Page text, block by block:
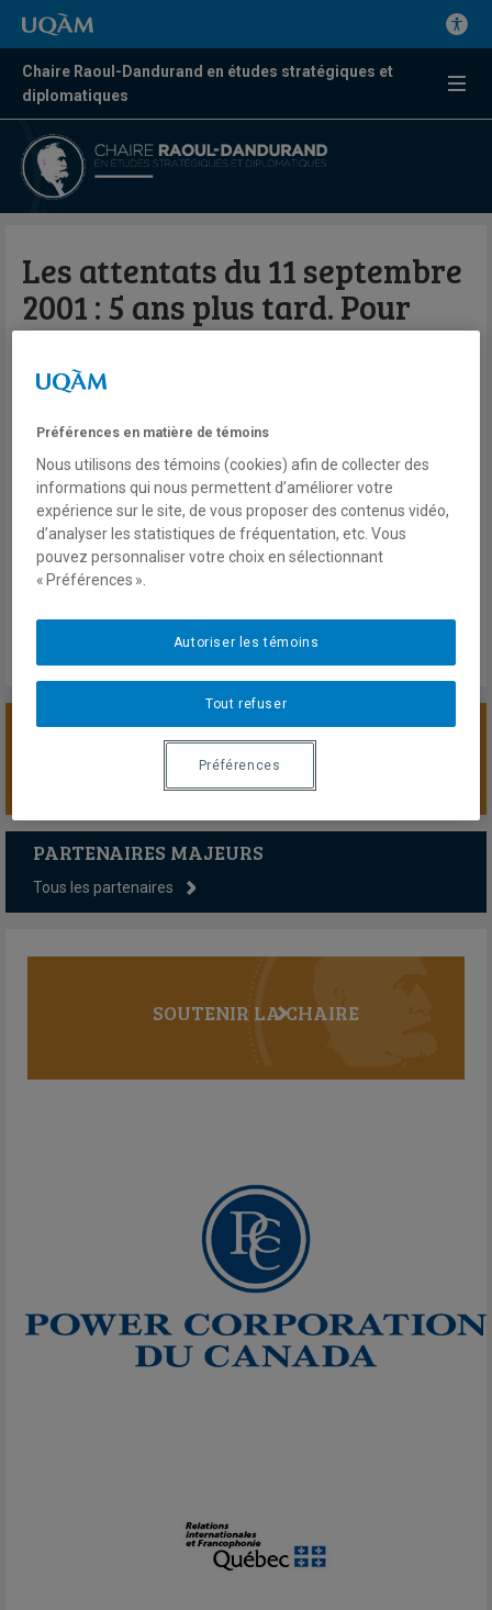
Chaire Raoul-Dandurand en études stratégiques et
diplomatiques
Les attentats du 11 septembre
2001 : 5 ans plus tard. Pour
mieux comprendre le
terrorisme aujourd’hui
Par Chaire Raoul-Dandurand en études
stratégiques et diplomatiques | UQAM
Compte rendu du colloque du 19 octobre 2006
En savoir plus
SOUTENIR LA CHAIRE
PARTENAIRES MAJEURS
Tous les partenaires
SOUTENIR LA CHAIRE
Préférences en matière de témoins
Nous utilisons des témoins (cookies) afin de collecter des
informations qui nous permettent d’améliorer votre
expérience sur le site, de vous proposer des contenus vidéo,
d’analyser les statistiques de fréquentation, etc. Vous
pouvez personnaliser votre choix en sélectionnant
« Préférences ».
Tout refuser
Autoriser les témoins
Préférences